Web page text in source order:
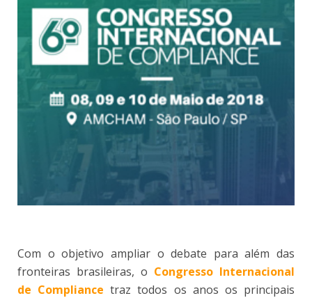
Com o objetivo ampliar o debate para além das
fronteiras brasileiras, o Congresso Internacional
de Compliance traz todos os anos os principais